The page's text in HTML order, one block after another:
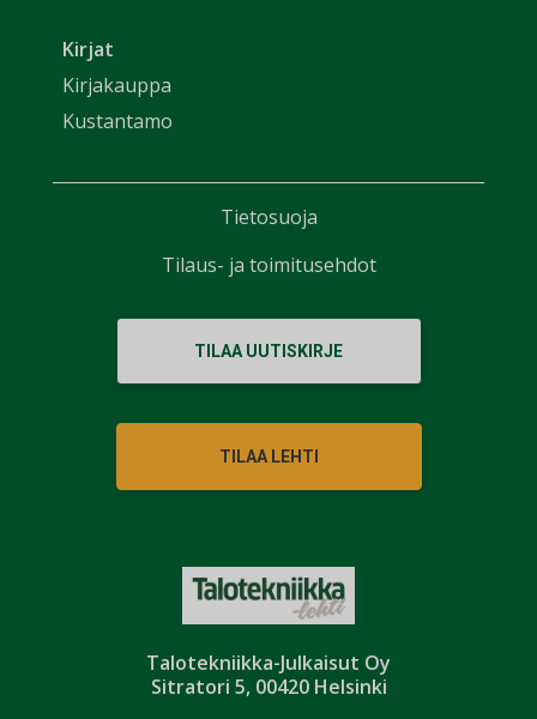
Talotekniikka-Julkaisut Oy
Sitratori 5, 00420 Helsinki
Kirjat
Kirjakauppa
Kustantamo
TILAA UUTISKIRJE
TILAA LEHTI
Tietosuoja
Tilaus- ja toimitusehdot